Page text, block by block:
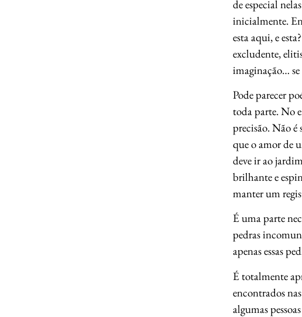
de especial
inicialmente.
esta aqui, e
excludente,
imaginação…
Pode parecer
toda parte. No
precisão. Não
que o amor de
deve ir ao
brilhante e
manter um
É uma parte
pedras
apenas essas
É totalmente
encontrados
algumas